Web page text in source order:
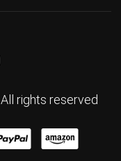
. All rights reserved